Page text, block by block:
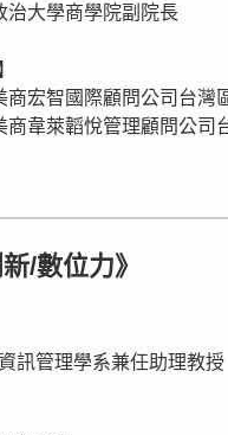
治大學商學院副院長
商宏智國際顧問公司台灣
商韋萊韜悅管理顧問公司
/數位力》
訊管理學系兼任助理教授